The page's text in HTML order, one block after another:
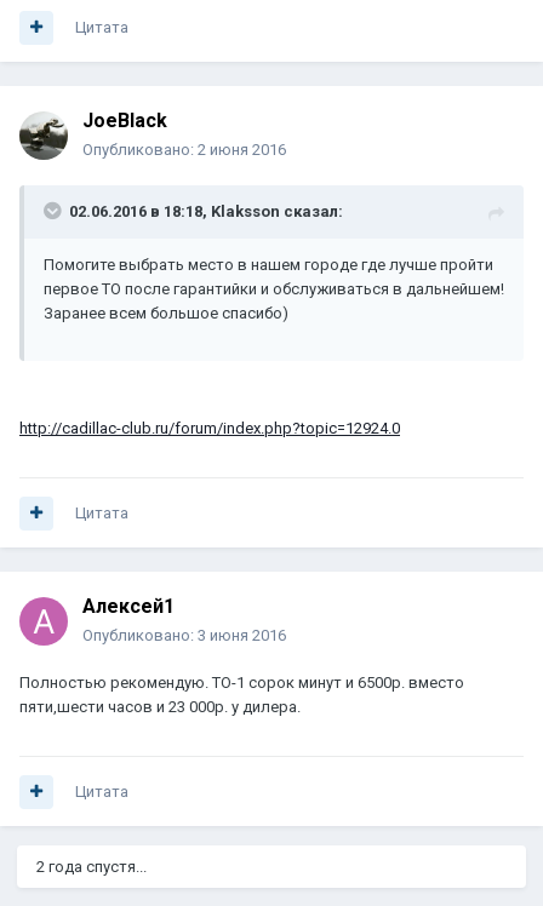
Цитата
JoeBlack
Опубликовано: 2 июня 2016
02.06.2016 в 18:18, Klaksson сказал:
Помогите выбрать место в нашем городе где лучше пройти
первое ТО после гарантийки и обслуживаться в дальнейшем!
Заранее всем большое спасибо)
http://cadillac-club.ru/forum/index.php?topic=12924.0
Цитата
Алексей1
Опубликовано: 3 июня 2016
Полностью рекомендую. ТО-1 сорок минут и 6500р. вместо
пяти,шести часов и 23 000р. у дилера.
Цитата
2 года спустя...